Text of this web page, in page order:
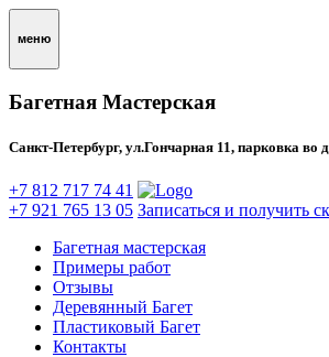
меню
Багетная Мастерская
Санкт-Петербург, ул.Гончарная 11, парковка во
+7 812 717 74 41
+7 921 765 13 05 Записаться и получить
Багетная мастерская
Примеры работ
Отзывы
Деревянный Багет
Пластиковый Багет
Контакты